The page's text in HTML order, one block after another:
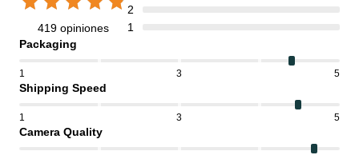
419 opiniones
2
1
Packaging
1 3 5
Shipping Speed
1 3 5
Camera Quality